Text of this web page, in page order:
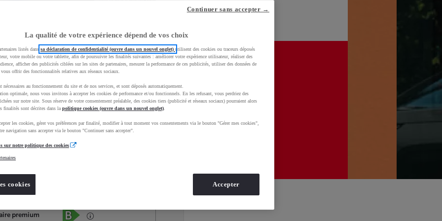
Services Concession
Occasions
premium
La qualité de votre expérience dépend de vos choix
listés dans sa déclaration de confidentialité (ouvre dans un nouvel onglet) utilisent des cookies ou traceurs déposés
votre mobile ou votre tablette, afin de poursuivre les finalités suivantes : améliorer votre expérience utilisateur, réaliser des
afficher des publicités ciblées sur les sites de partenaires, mesurer la performance de ces publicités, utiliser des données de
offrir des fonctionnalités relatives aux réseaux sociaux.
nécessaires au fonctionnement du site et de nos services, et sont déposés automatiquement.
optimale, nous vous invitons à accepter les cookies de performance et/ou fonctionnels. En les refusant, vous perdriez des
sur notre site. Sous réserve de votre consentement préalable, des cookies tiers (publicité et réseaux sociaux) pourraient alors
finalités sont décrites dans la politique cookies (ouvre dans un nouvel onglet)
les cookies, gérer vos préférences par finalité, modifier à tout moment vos consentements via le bouton "Gérer mes cookies",
navigation sans accepter via le bouton "Continuer sans accepter".
sur notre politique des cookies
cookies
Continuer sans accepter →
Accepter